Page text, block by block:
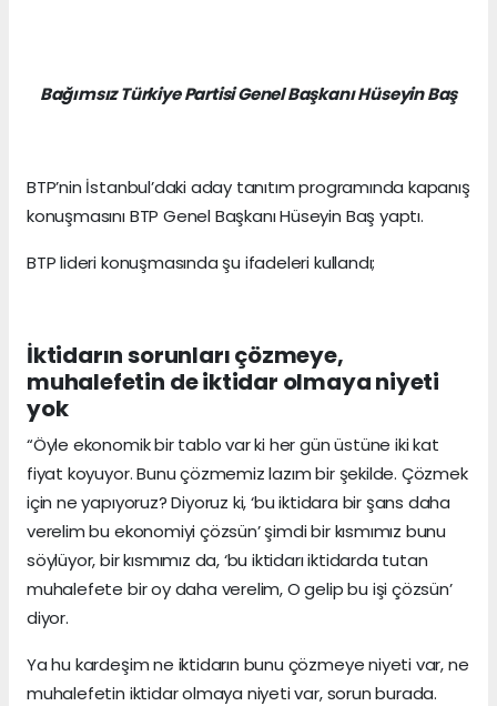
Bağımsız Türkiye Partisi Genel Başkanı Hüseyin Baş
BTP’nin İstanbul’daki aday tanıtım programında kapanış
konuşmasını BTP Genel Başkanı Hüseyin Baş yaptı.
BTP lideri konuşmasında şu ifadeleri kullandı;
İktidarın sorunları çözmeye,
muhalefetin de iktidar olmaya niyeti
yok
“Öyle ekonomik bir tablo var ki her gün üstüne iki kat
fiyat koyuyor. Bunu çözmemiz lazım bir şekilde. Çözmek
için ne yapıyoruz? Diyoruz ki, ‘bu iktidara bir şans daha
verelim bu ekonomiyi çözsün’ şimdi bir kısmımız bunu
söylüyor, bir kısmımız da, ‘bu iktidarı iktidarda tutan
muhalefete bir oy daha verelim, O gelip bu işi çözsün’
diyor.
Ya hu kardeşim ne iktidarın bunu çözmeye niyeti var, ne
muhalefetin iktidar olmaya niyeti var, sorun burada.